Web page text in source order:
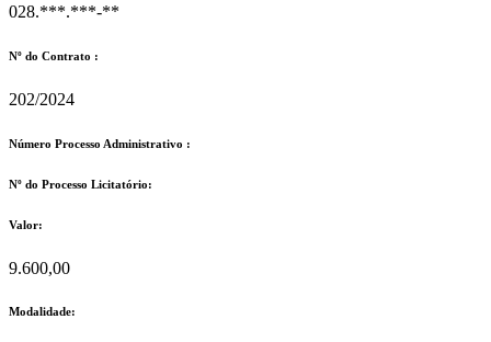
028.***.***-**
Nº do Contrato :
202/2024
Número Processo Administrativo :
Nº do Processo Licitatório:
Valor:
9.600,00
Modalidade: